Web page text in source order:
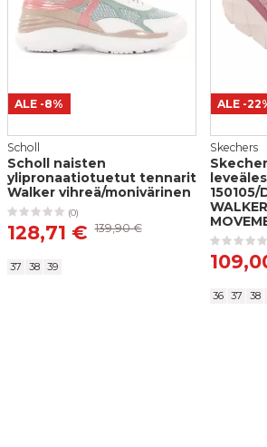
Lähettämällä arvostelusi annat meille
sivuillamme sekä muissa kanavissa ja
verkkokauppa pidättää oikeuden olla
Lähettämällä arvostelusi hyväksyt nämä
Lähetä arvostelu
Postin kotiinkuljetus
14,50 €
PostNord Palvelupiste
5,10 €
Matkahuollon Lähellä-paketti
5,90 €
Matkahuollon Kotijakelu
ALE -8%
Scholl
Scholl naisten
ylipronaatiotuetut tennarit
Walker vihreä/monivärinen
(0)
128,71 € 139,90 €
37 38 39
ALE -
Skechers
150105/
36 37 38